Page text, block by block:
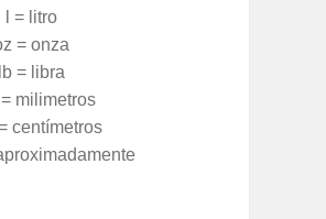
l = litro
= onza
lb = libra
milimetros
centímetros